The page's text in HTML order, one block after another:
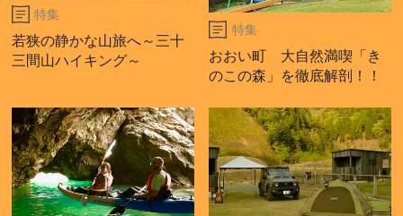
特集
若狭の静かな山旅へ～三十
三間山ハイキング～
特集
おおい町 大自然満喫「き
のこの森」を徹底解剖！！